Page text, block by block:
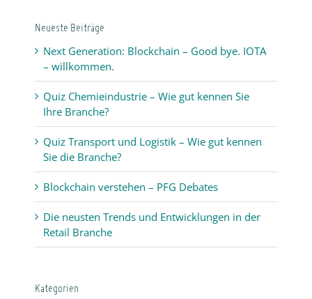
Neueste Beiträge
Next Generation: Blockchain – Good bye. IOTA
– willkommen.
Quiz Chemieindustrie – Wie gut kennen Sie
Ihre Branche?
Quiz Transport und Logistik – Wie gut kennen
Sie die Branche?
Blockchain verstehen – PFG Debates
Die neusten Trends und Entwicklungen in der
Retail Branche
Kategorien